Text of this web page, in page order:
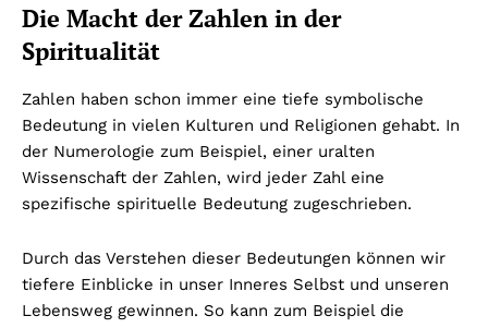
Die Macht der Zahlen in der
Spiritualität
Zahlen haben schon immer eine tiefe symbolische
Bedeutung in vielen Kulturen und Religionen gehabt. In
der Numerologie zum Beispiel, einer uralten
Wissenschaft der Zahlen, wird jeder Zahl eine
spezifische spirituelle Bedeutung zugeschrieben.
Durch das Verstehen dieser Bedeutungen können wir
tiefere Einblicke in unser Inneres Selbst und unseren
Lebensweg gewinnen. So kann zum Beispiel die